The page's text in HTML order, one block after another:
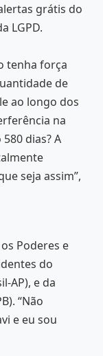
grátis do
LGPD.
tenha força
de
ao longo dos
na
dias? A
seja assim”,
Poderes e
do
AP), e da
“Não
e eu sou